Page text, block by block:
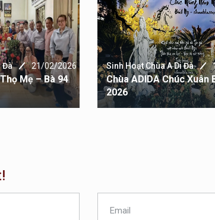
Đà 21/02/2026
Mẹ – Bà 94
Sinh Hoạt Chùa A Di Đà
Chùa ADIDA Chúc Xuân
2026